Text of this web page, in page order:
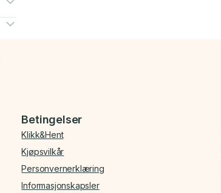
Betingelser
Klikk&Hent
Kjøpsvilkår
Personvernerklæring
Informasjonskapsler